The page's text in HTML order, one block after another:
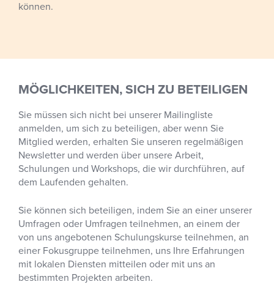
können.
MÖGLICHKEITEN, SICH ZU BETEILIGEN
Sie müssen sich nicht bei unserer Mailingliste
anmelden, um sich zu beteiligen, aber wenn Sie
Mitglied werden, erhalten Sie unseren regelmäßigen
Newsletter und werden über unsere Arbeit,
Schulungen und Workshops, die wir durchführen, auf
dem Laufenden gehalten.
Sie können sich beteiligen, indem Sie an einer unserer
Umfragen oder Umfragen teilnehmen, an einem der
von uns angebotenen Schulungskurse teilnehmen, an
einer Fokusgruppe teilnehmen, uns Ihre Erfahrungen
mit lokalen Diensten mitteilen oder mit uns an
bestimmten Projekten arbeiten.